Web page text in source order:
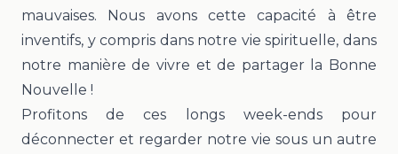
mauvaises. Nous avons cette capacité à être
inventifs, y compris dans notre vie spirituelle, dans
notre manière de vivre et de partager la Bonne
Nouvelle !
Profitons de ces longs week-ends pour
déconnecter et regarder notre vie sous un autre